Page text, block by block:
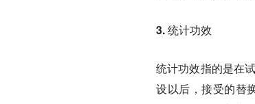
3. 统计功效
统计功效指的是在
设以后，接受的替